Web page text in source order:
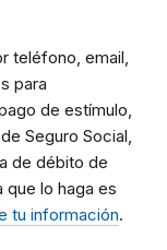
teléfono, email,
para
de estímulo,
Seguro Social,
de débito de
lo haga es
tu información.